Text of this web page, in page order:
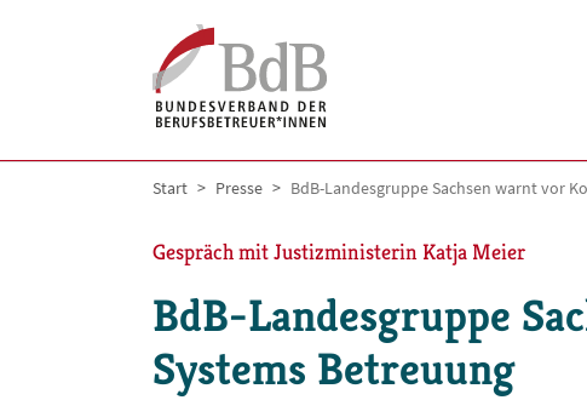
You are here:
Start Presse BdB-Landesgruppe Sachsen warnt vor
Gespräch mit Justizministerin Katja Meier
BdB-Landesgruppe
Systems Betreuung